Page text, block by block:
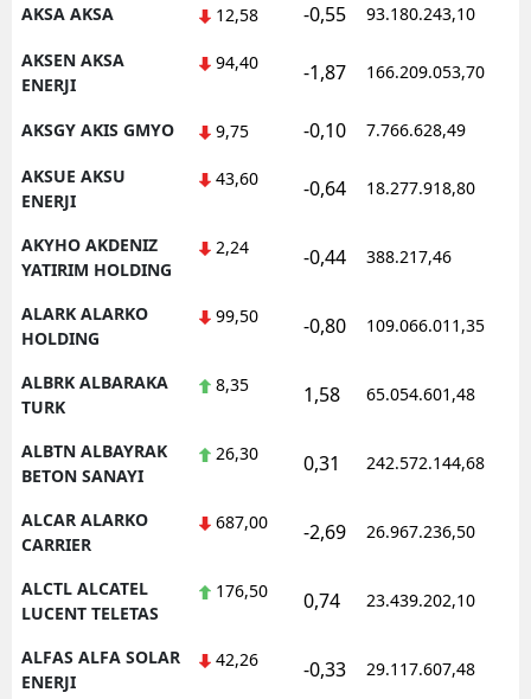
AKSA AKSA 12,58 -0,55 93.180.243,10
AKSEN AKSA
ENERJI
94,40 -1,87 166.209.053,70
AKSGY AKIS GMYO 9,75 -0,10 7.766.628,49
AKSUE AKSU
ENERJI
43,60 -0,64 18.277.918,80
AKYHO AKDENIZ
YATIRIM HOLDING
2,24 -0,44 388.217,46
ALARK ALARKO
HOLDING
99,50 -0,80 109.066.011,35
ALBRK ALBARAKA
TURK
8,35 1,58 65.054.601,48
ALBTN ALBAYRAK
BETON SANAYI
26,30 0,31 242.572.144,68
ALCAR ALARKO
CARRIER
687,00 -2,69 26.967.236,50
ALCTL ALCATEL
LUCENT TELETAS
176,50 0,74 23.439.202,10
ALFAS ALFA SOLAR
ENERJI
42,26 -0,33 29.117.607,48